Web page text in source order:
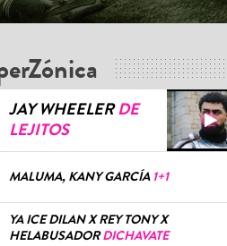
JAY WHEELERDE
LEJITOS
MALUMA, KANY GARCÍA 1+1
YA ICE DILAN X REY TONY X
HELABUSADORDICHAVATE